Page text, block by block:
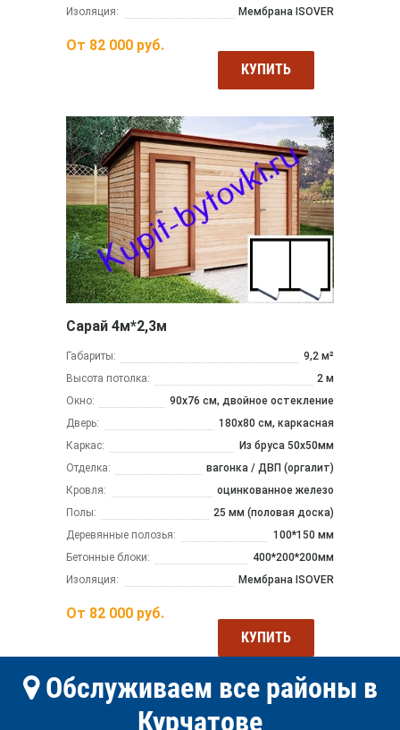
Изоляция: Мембрана ISOVER
От 82 000 руб.
КУПИТЬ
Сарай 4м*2,3м
Габариты:
9,2 м²
Высота потолка:
2 м
Окно:
90х76 см, двойное остекление
Дверь:
180х80 см, каркасная
Каркас:
Из бруса 50x50мм
Отделка:
вагонка / ДВП (оргалит)
Кровля:
оцинкованное железо
Полы:
25 мм (половая доска)
Деревянные полозья:
100*150 мм
Бетонные блоки:
400*200*200мм
Изоляция:
Мембрана ISOVER
От 82 000 руб.
КУПИТЬ
Обслуживаем все районы в
Курчатове